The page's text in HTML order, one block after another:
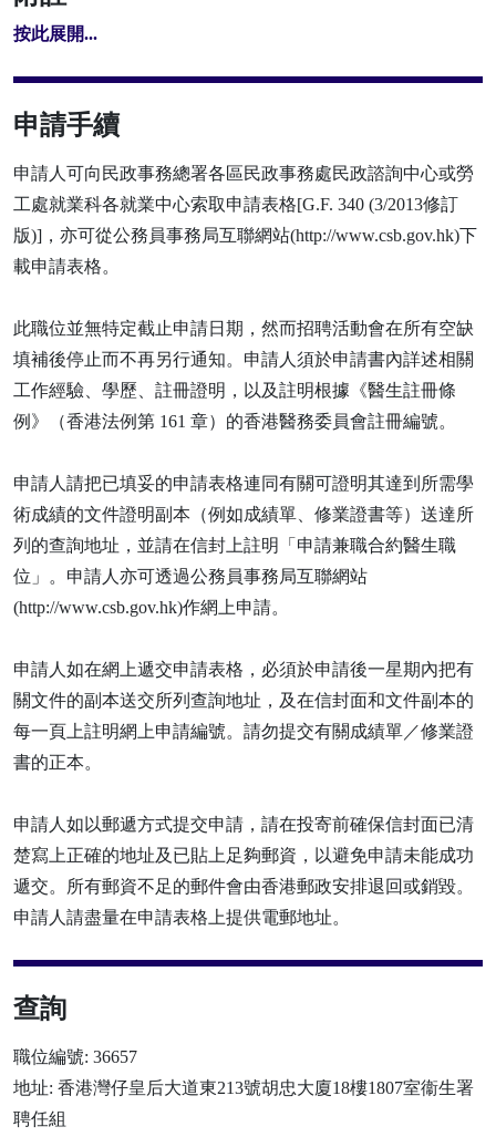
按此展開...
申請手續
申請人可向民政事務總署各區民政事務處民政諮詢中心或勞
工處就業科各就業中心索取申請表格[G.F. 340 (3/2013修訂
版)]，亦可從公務員事務局互聯網站(http://www.csb.gov.hk)下
載申請表格。
此職位並無特定截止申請日期，然而招聘活動會在所有空缺
填補後停止而不再另行通知。申請人須於申請書內詳述相關
工作經驗、學歷、註冊證明，以及註明根據《醫生註冊條
例》（香港法例第 161 章）的香港醫務委員會註冊編號。
申請人請把已填妥的申請表格連同有關可證明其達到所需學
術成績的文件證明副本（例如成績單、修業證書等）送達所
列的查詢地址，並請在信封上註明「申請兼職合約醫生職
位」。申請人亦可透過公務員事務局互聯網站
(http://www.csb.gov.hk)作網上申請。
申請人如在網上遞交申請表格，必須於申請後一星期內把有
關文件的副本送交所列查詢地址，及在信封面和文件副本的
每一頁上註明網上申請編號。請勿提交有關成績單／修業證
書的正本。
申請人如以郵遞方式提交申請，請在投寄前確保信封面已清
楚寫上正確的地址及已貼上足夠郵資，以避免申請未能成功
遞交。所有郵資不足的郵件會由香港郵政安排退回或銷毀。
申請人請盡量在申請表格上提供電郵地址。
查詢
職位編號: 36657
地址: 香港灣仔皇后大道東213號胡忠大廈18樓1807室衞生署
聘任組